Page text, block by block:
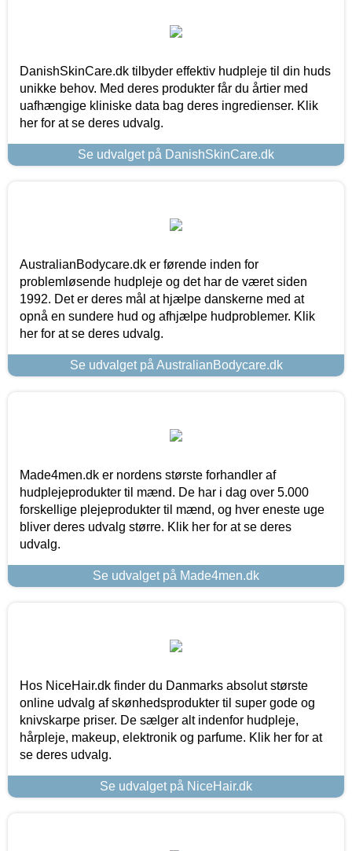
DanishSkinCare.dk tilbyder effektiv hudpleje til din huds
unikke behov. Med deres produkter får du årtier med
uafhængige kliniske data bag deres ingredienser. Klik
her for at se deres udvalg.
Se udvalget på DanishSkinCare.dk
AustralianBodycare.dk er førende inden for
problemløsende hudpleje og det har de været siden
1992. Det er deres mål at hjælpe danskerne med at
opnå en sundere hud og afhjælpe hudproblemer. Klik
her for at se deres udvalg.
Se udvalget på AustralianBodycare.dk
Made4men.dk er nordens største forhandler af
hudplejeprodukter til mænd. De har i dag over 5.000
forskellige plejeprodukter til mænd, og hver eneste uge
bliver deres udvalg større. Klik her for at se deres
udvalg.
Se udvalget på Made4men.dk
Hos NiceHair.dk finder du Danmarks absolut største
online udvalg af skønhedsprodukter til super gode og
knivskarpe priser. De sælger alt indenfor hudpleje,
hårpleje, makeup, elektronik og parfume. Klik her for at
se deres udvalg.
Se udvalget på NiceHair.dk